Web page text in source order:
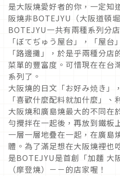
是大阪燒愛好者的你，一定知
阪燒非BOTEJYU（大阪道頓
BOTEJYU一共有兩種系列分
「ぼてぢゅう屋台」，「屋
「路邊攤」，於是乎兩種分
菜單的豐富度。可惜現在在台
系列了。
大阪燒的日文「お好み焼き」
「喜歡什麼配料就加什麼」
大阪燒和廣島燒最大的不同在
勻攪拌在一起後，再放到鐵板
一層一層地疊在一起，在廣島
體。為了滿足想在大阪燒裡也
是BOTEJYU是首創「加麵 大
（摩登燒）－－的店家喔！